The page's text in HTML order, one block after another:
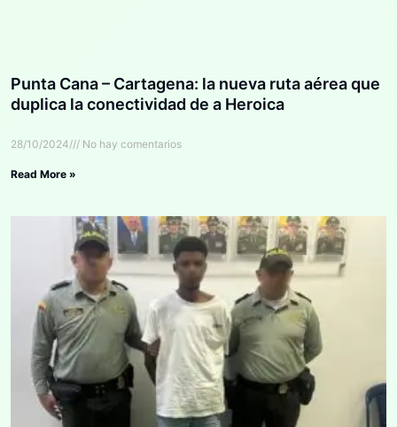
Punta Cana – Cartagena: la nueva ruta aérea que
duplica la conectividad de a Heroica
28/10/2024 No hay comentarios
Read More »